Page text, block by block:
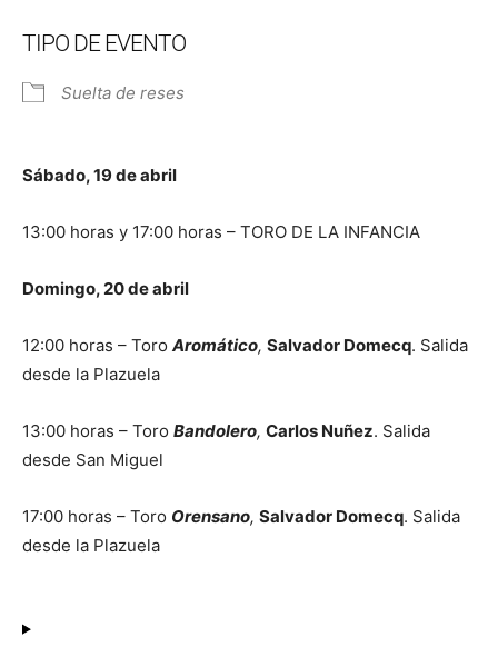
TIPO DE EVENTO
Suelta de reses
Sábado, 19 de abril
13:00 horas y 17:00 horas – TORO DE LA INFANCIA
Domingo, 20 de abril
12:00 horas – Toro Aromático, Salvador Domecq. Salida
desde la Plazuela
13:00 horas – Toro Bandolero, Carlos Nuñez. Salida
desde San Miguel
17:00 horas – Toro Orensano, Salvador Domecq. Salida
desde la Plazuela